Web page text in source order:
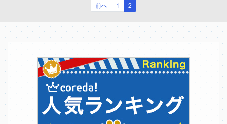
前へ 1 2